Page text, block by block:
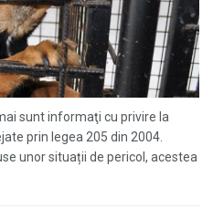
sunt informaţi cu privire la
prin legea 205 din 2004.
unor situații de pericol, acestea